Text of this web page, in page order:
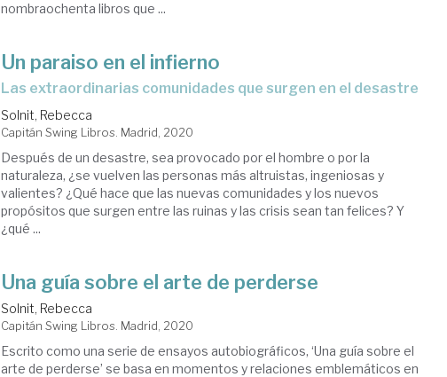
nombraochenta libros que ...
Un paraiso en el infierno
Las extraordinarias comunidades que surgen en el desastre
Solnit, Rebecca
Capitán Swing Libros. Madrid, 2020
Después de un desastre, sea provocado por el hombre o por la
naturaleza, ¿se vuelven las personas más altruistas, ingeniosas y
valientes? ¿Qué hace que las nuevas comunidades y los nuevos
propósitos que surgen entre las ruinas y las crisis sean tan felices? Y
¿qué ...
Una guía sobre el arte de perderse
Solnit, Rebecca
Capitán Swing Libros. Madrid, 2020
Escrito como una serie de ensayos autobiográficos, ‘Una guía sobre el
arte de perderse’ se basa en momentos y relaciones emblemáticos en